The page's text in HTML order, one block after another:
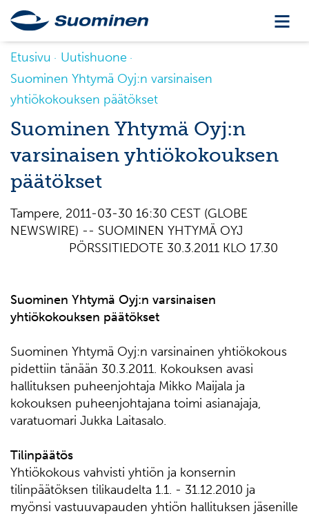
Etusivu
Uutishuone
Suominen Yhtymä Oyj:n varsinaisen
yhtiökokouksen päätökset
Suominen Yhtymä Oyj:n
varsinaisen yhtiökokouksen
päätökset
Tampere, 2011-03-30 16:30 CEST (GLOBE
NEWSWIRE) -- SUOMINEN YHTYMÄ OYJ
PÖRSSITIEDOTE 30.3.2011 KLO 17.30
Suominen Yhtymä Oyj:n varsinaisen
yhtiökokouksen päätökset
Suominen Yhtymä Oyj:n varsinainen yhtiökokous
pidettiin tänään 30.3.2011. Kokouksen avasi
hallituksen puheenjohtaja Mikko Maijala ja
kokouksen puheenjohtajana toimi asianajaja,
varatuomari Jukka Laitasalo.
Tilinpäätös
Yhtiökokous vahvisti yhtiön ja konsernin
tilinpäätöksen tilikaudelta 1.1. - 31.12.2010 ja
myönsi vastuuvapauden yhtiön hallituksen jäsenille